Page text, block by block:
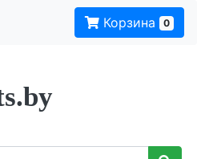
Корзина 0